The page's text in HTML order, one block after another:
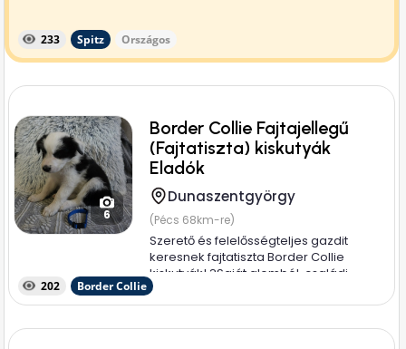
233 Spitz Országos
6
Border Collie Fajtajellegű
(Fajtatiszta) kiskutyák
Eladók
Dunaszentgyörgy
(Pécs 68km-re)
Szerető és felelősségteljes gazdit
keresnek fajtatiszta Border Collie
kiskutyák! ? ​Saját alomból, családi...
202 Border Collie